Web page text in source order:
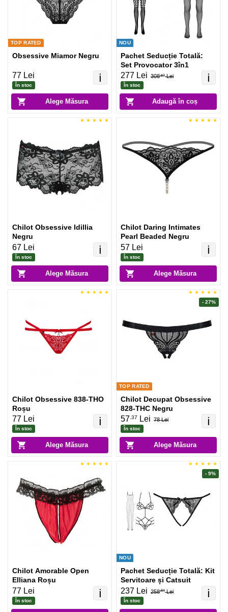
TOP RATED
Alege Măsura
ℹ️
Obsessive Miamor Negru
77 Lei
În stoc
NOU
Adaugă în coș
ℹ️
Pachet Seducție Totală:
Set Provocator 3în1
277 Lei 308.87Lei
În stoc
Alege Măsura
ℹ️
Chilot Obsessive Idillia
Negru
67 Lei
În stoc
Alege Măsura
ℹ️
Chilot Daring Intimates
Pearl Beaded Negru
57 Lei
În stoc
Alege Măsura
ℹ️
Chilot Obsessive 838-THO
Roșu
77 Lei
În stoc
TOP RATED
Alege Măsura
ℹ️
Chilot Decupat Obsessive
828-THC Negru
57 .37 Lei 78 Lei
În stoc
- 27%
ℹ️
Chilot Amorable Open
Elliana Roșu
77 Lei
În stoc
NOU
ℹ️
Pachet Seducție Totală: Kit
Servitoare și Catsuit
237 Lei 258.84Lei
În stoc
- 9%